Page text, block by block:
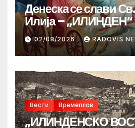
Денеска се слави
Илија – „ИЛИНДЕН“
02/08/2026 RADOVIS
Вести Времеплов
„ИЛИНДЕНСКО